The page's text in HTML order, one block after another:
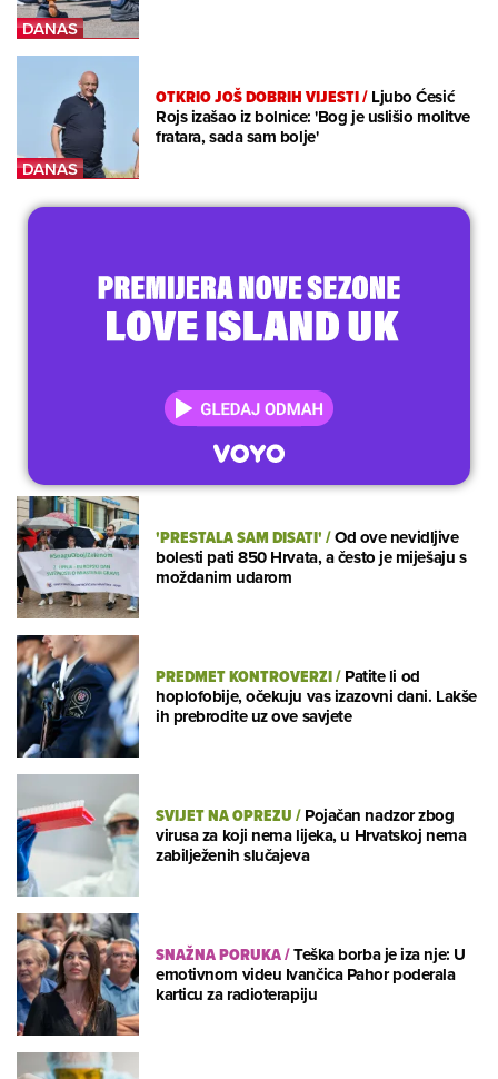
OTKRIO JOŠ DOBRIH VIJESTI/Ljubo Ćesić
Rojs izašao iz bolnice: 'Bog je uslišio molitve
fratara, sada sam bolje'
'PRESTALA SAM DISATI'/Od ove nevidljive
bolesti pati 850 Hrvata, a često je miješaju s
moždanim udarom
PREDMET KONTROVERZI/Patite li od
hoplofobije, očekuju vas izazovni dani. Lakše
ih prebrodite uz ove savjete
SVIJET NA OPREZU/Pojačan nadzor zbog
virusa za koji nema lijeka, u Hrvatskoj nema
zabilježenih slučajeva
SNAŽNA PORUKA/Teška borba je iza nje: U
emotivnom videu Ivančica Pahor poderala
karticu za radioterapiju